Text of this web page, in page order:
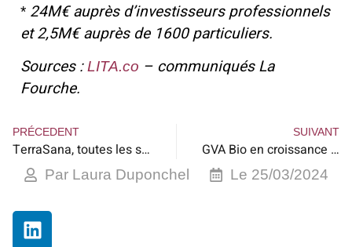
* 24M€ auprès d’investisseurs professionnels
et 2,5M€ auprès de 1600 particuliers.
Sources :LITA.co – communiqués La
Fourche.
PRÉCEDENT
TerraSana, toutes les saveurs des cuisines du monde
SUIVANT
GVA Bio en croissance de 10%
Par Laura Duponchel Le 25/03/2024